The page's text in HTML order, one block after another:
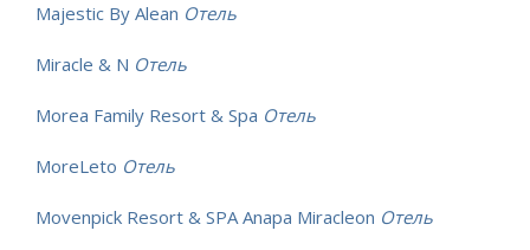
Majestic By Alean Отель
Miracle & N Отель
Morea Family Resort & Spa Отель
MoreLeto Отель
Movenpick Resort & SPA Anapa Miracleon Отель